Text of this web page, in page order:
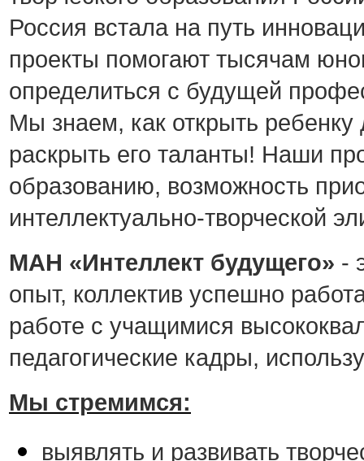
Россия встала на путь
проекты помогают тысячам
определиться с будущей
Мы знаем, как открыть ребенку
раскрыть его таланты! Наши
образованию, возможность
интеллектуально-творческой
МАН «Интеллект будущего» -
опыт, коллектив успешно
работе с учащимися
педагогические кадры,
Мы стремимся:
выявлять и развивать